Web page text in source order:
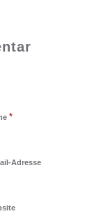
*
Adresse